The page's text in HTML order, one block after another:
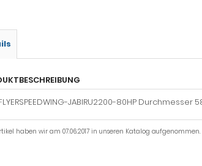
JABIRU2200-80HP
haben wir am 07.06.2017 in unseren Katalog aufgenommen.